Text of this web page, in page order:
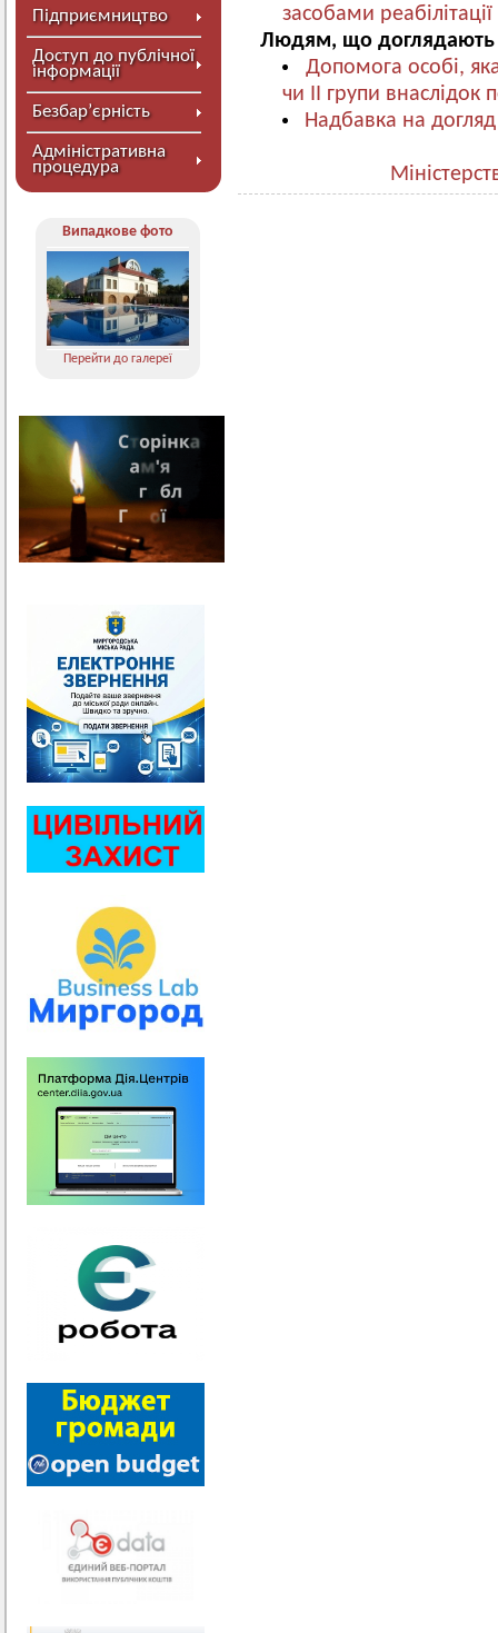
Підприємництво
Доступ до публічної
інформації
Безбар’єрність
Адміністративна
процедура
Випадкове фото
Перейти до галереї
засобами реабілітації
Людям, що доглядають
Допомога особі,
чи ІІ групи внаслідок
Надбавка на